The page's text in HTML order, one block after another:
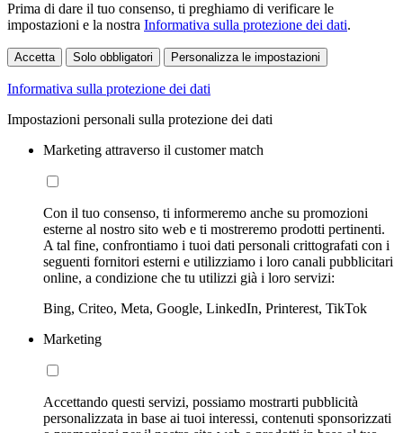
Prima di dare il tuo consenso, ti preghiamo di verificare le
impostazioni e la nostra Informativa sulla protezione dei dati.
Accetta Solo obbligatori Personalizza le impostazioni
Informativa sulla protezione dei dati
Impostazioni personali sulla protezione dei dati
Marketing attraverso il customer match
Con il tuo consenso, ti informeremo anche su promozioni
esterne al nostro sito web e ti mostreremo prodotti pertinenti.
A tal fine, confrontiamo i tuoi dati personali crittografati con i
seguenti fornitori esterni e utilizziamo i loro canali pubblicitari
online, a condizione che tu utilizzi già i loro servizi:
Bing, Criteo, Meta, Google, LinkedIn, Printerest, TikTok
Marketing
Accettando questi servizi, possiamo mostrarti pubblicità
personalizzata in base ai tuoi interessi, contenuti sponsorizzati